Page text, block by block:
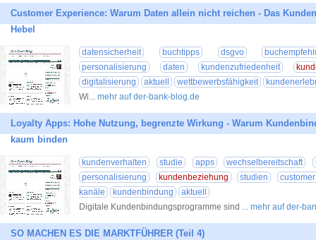
Customer Experience: Warum Daten allein nicht reichen - Das
Hebel
datensicherheit buchtipps dsgvo
personalisierung
daten kundenzufriedenheit
digitalisierung
aktuell wettbewerbsfähigkeit
Wi... mehr auf der-bank-blog.de
Loyalty Apps: Hohe Nutzung, begrenzte Wirkung - Warum
kaum binden
kundenverhalten studie apps wechselbereitschaft
personalisierung
kundenbeziehung studien
kanäle
kundenbindung
aktuell
Digitale Kundenbindungsprogramme sind ... mehr auf der-
SO MACHEN ES DIE MARKTFÜHRER (Teil 4)